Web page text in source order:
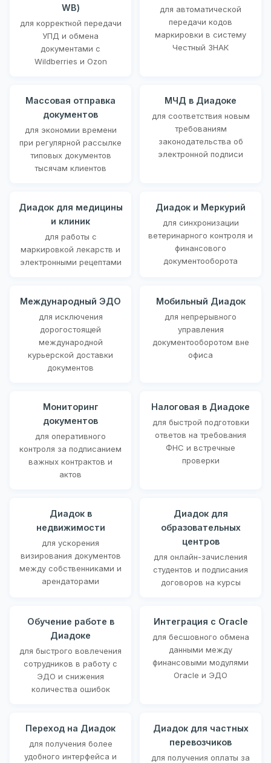
WB)
для корректной передачи
УПД и обмена
документами с
Wildberries и Ozon
для автоматической
передачи кодов
маркировки в систему
Честный ЗНАК
Массовая отправка
документов
для экономии времени
при регулярной рассылке
типовых документов
тысячам клиентов
МЧД в Диадоке
для соответствия новым
требованиям
законодательства об
электронной подписи
Диадок для медицины
и клиник
для работы с
маркировкой лекарств и
электронными рецептами
Диадок и Меркурий
для синхронизации
ветеринарного контроля и
финансового
документооборота
Международный ЭДО
для исключения
дорогостоящей
международной
курьерской доставки
документов
Мобильный Диадок
для непрерывного
управления
документооборотом вне
офиса
Мониторинг
документов
для оперативного
контроля за подписанием
важных контрактов и
актов
Налоговая в Диадоке
для быстрой подготовки
ответов на требования
ФНС и встречные
проверки
Диадок в
недвижимости
для ускорения
визирования документов
между собственниками и
арендаторами
Диадок для
образовательных
центров
для онлайн-зачисления
студентов и подписания
договоров на курсы
Обучение работе в
Диадоке
для быстрого вовлечения
сотрудников в работу с
ЭДО и снижения
количества ошибок
Интеграция с Oracle
для бесшовного обмена
данными между
финансовыми модулями
Oracle и ЭДО
Переход на Диадок
для получения более
удобного интерфейса и
Диадок для частных
перевозчиков
для получения оплаты за